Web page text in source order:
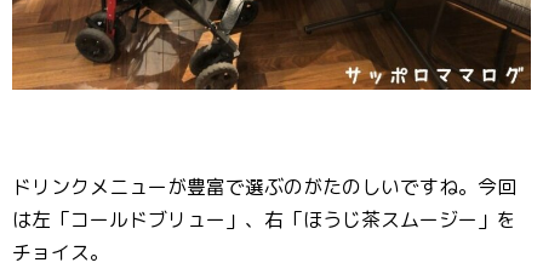
ドリンクメニューが豊富で選ぶのがたのしいですね。今回
は左「コールドブリュー」、右「ほうじ茶スムージー」を
チョイス。